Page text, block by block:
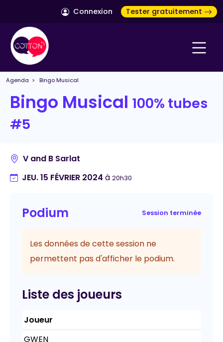
Connexion Tester gratuitement
Agenda > Bingo Musical
Bingo Musical 100% tubes
#5
V and B Sarlat
JEU. 15 FÉVRIER 2024 à 20h30
Podium Session terminée
Les données de cette session ne
permettent pas d'afficher le podium.
Liste des joueurs
Joueur
GWEN